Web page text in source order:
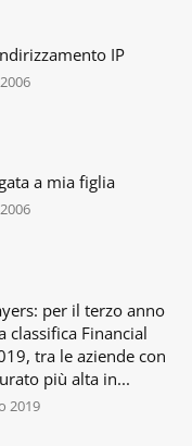
IP
a mia figlia
per il terzo anno
classifica Financial
tra le aziende con
più alta in...
2019